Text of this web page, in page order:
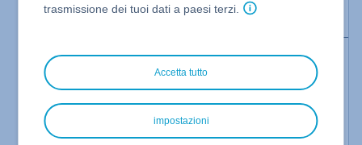
Nota bene:
Questo articolo presuppone una conoscenza
sistema operativo Linux. Se hai domande o
hai bisogno di assistenza per la sostituzione
trasmissione dei tuoi dati a paesi terzi.
Accetta tutto
impostazioni